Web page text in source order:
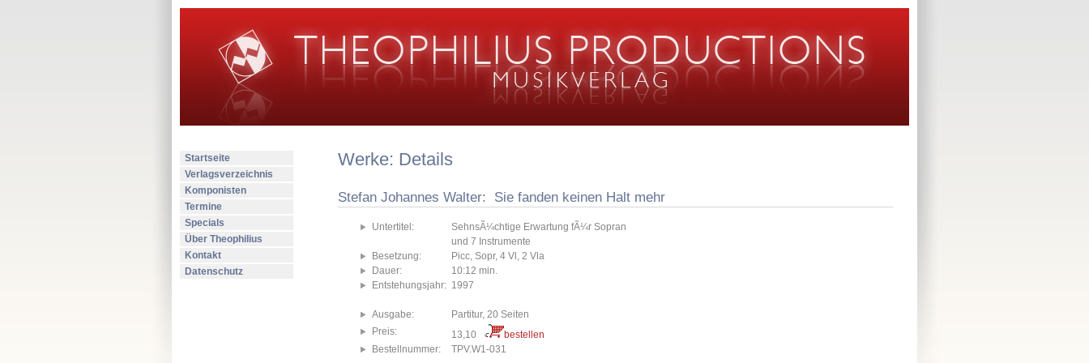
Startseite
Verlagsverzeichnis
Komponisten
Termine
Specials
Über Theophilius
Kontakt
Datenschutz
Werke: Details
Stefan Johannes Walter: Sie fanden keinen Halt mehr
Untertitel:
SehnsÃ¼chtige Erwartung fÃ¼r Sopran
und 7 Instrumente
Besetzung:
Picc, Sopr, 4 Vl, 2 Vla
Dauer:
10:12 min.
Entstehungsjahr: 1997
Ausgabe:
Partitur, 20 Seiten
Preis:
13,10
bestellen
Bestellnummer:
TPV.W1-031